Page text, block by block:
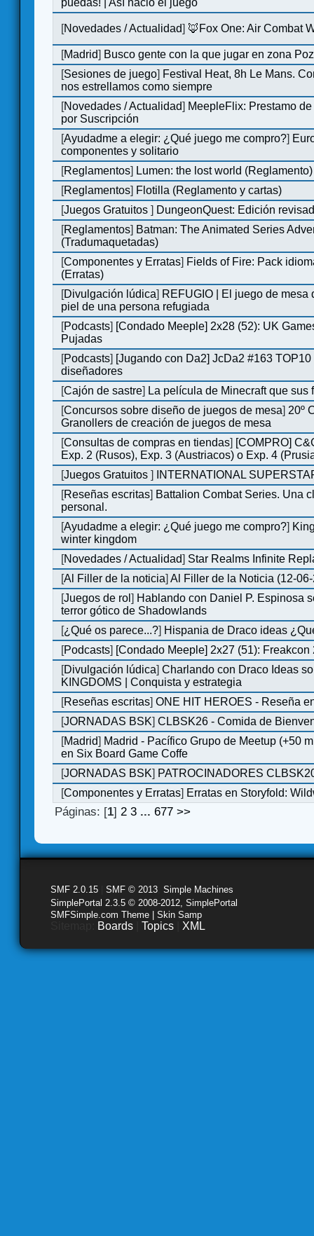
puedas! | Así nació el juego
[Novedades / Actualidad] 🦊Fox One: Air Combat
[Madrid] Busco gente con la que jugar en zona
[Sesiones de juego] Festival Heat, 8h Le Mans.
nos estrellamos como siempre
[Novedades / Actualidad] MeepleFlix: Prestamo
por Suscripción
[Ayudadme a elegir: ¿Qué juego me compro?]
componentes y solitario
[Reglamentos] Lumen: the lost world (Reglamento)
[Reglamentos] Flotilla (Reglamento y cartas)
[Juegos Gratuitos] DungeonQuest: Edición
[Reglamentos] Batman: The Animated Series
(Tradumaquetadas)
[Componentes y Erratas] Fields of Fire: Pack
(Erratas)
[Divulgación lúdica] REFUGIO | El juego de mesa
piel de una persona refugiada
[Podcasts] [Condado Meeple] 2x28 (52): UK
Pujadas
[Podcasts] [Jugando con Da2] JcDa2 #163
diseñadores
[Cajón de sastre] La película de Minecraft que sus
[Concursos sobre diseño de juegos de mesa] 20º
Granollers de creación de juegos de mesa
[Consultas de compras en tiendas] [COMPRO]
Exp. 2 (Rusos), Exp. 3 (Austriacos) o Exp. 4
[Juegos Gratuitos]
INTERNATIONAL
[Reseñas escritas] Battalion Combat Series. Una
personal.
[Ayudadme a elegir: ¿Qué juego me compro?]
winter kingdom
[Novedades / Actualidad] Star Realms Infinite
[Al Filler de la noticia]Al Filler de la Noticia (12-
[Juegos de rol] Hablando con Daniel P. Espinosa
terror gótico de Shadowlands
[¿Qué os parece...?] Hispania de Draco ideas
[Podcasts] [Condado Meeple] 2x27 (51): Freakcon
[Divulgación lúdica]Charlando con Draco Ideas
KINGDOMS | Conquista y estrategia
[Reseñas escritas]ONE HIT HEROES - Reseña
[JORNADAS BSK]CLBSK26 - Comida de
[Madrid] Madrid - Pacífico Grupo de Meetup (+50
en Six Board Game Coffe
[JORNADAS BSK] PATROCINADORES
[Componentes y Erratas] Erratas en Storyfold:
Páginas: [1]2 3 ...677 >>
SMF 2.0.15 SMF © 2013 Simple Machines
SimplePortal 2.3.5 © 2008-2012, SimplePortal
SMFSimple.com Theme | Skin Samp
Boards Topics XML